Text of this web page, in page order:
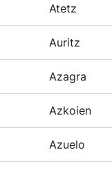
Atetz
Auritz
Azagra
Azkoien
Azuelo